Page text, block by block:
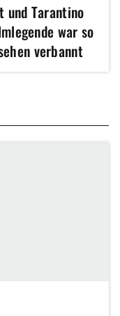
und Tarantino
war so
verbannt